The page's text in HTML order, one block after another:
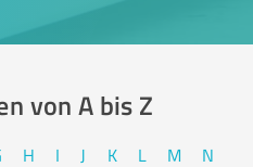
von A bis Z​
H I J K L M
N